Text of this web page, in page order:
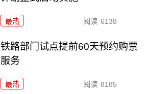
最热 阅读 6138
铁路部门试点提前60天预约购票
服务
最热 阅读 8185